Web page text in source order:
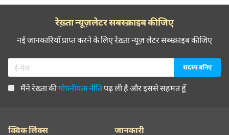
रेख़्ता न्यूज़लेटर सबस्क्राइब कीजिए
नई जानकारियाँ प्राप्त करने के लिए रेख़्ता न्यूज़ लेटर सब्स्क्राइब कीजिए
मैंने रेख़्ता कीगोपनीयता नीतिपढ़ ली है और इससे सहमत हूँ
क्विक लिंक्स जानकारी